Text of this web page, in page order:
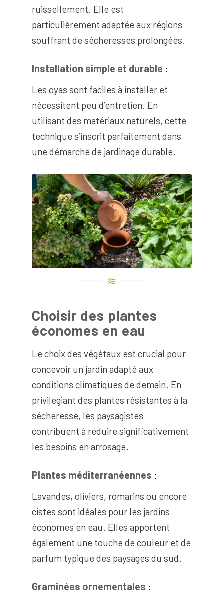
ruissellement. Elle est
particulièrement adaptée aux régions
souffrant de sécheresses prolongées.
Installation simple et durable :
Les oyas sont faciles à installer et
nécessitent peu d’entretien. En
utilisant des matériaux naturels, cette
technique s’inscrit parfaitement dans
une démarche de jardinage durable.
Choisir des plantes
économes en eau
Le choix des végétaux est crucial pour
concevoir un jardin adapté aux
conditions climatiques de demain. En
privilégiant des plantes résistantes à la
sécheresse, les paysagistes
contribuent à réduire significativement
les besoins en arrosage.
Plantes méditerranéennes :
Lavandes, oliviers, romarins ou encore
cistes sont idéales pour les jardins
économes en eau. Elles apportent
également une touche de couleur et de
parfum typique des paysages du sud.
Graminées ornementales :